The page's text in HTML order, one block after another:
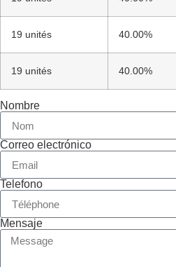
19 unités 40.00%
19 unités 40.00%
Nombre
Correo electrónico
Telefono
Mensaje